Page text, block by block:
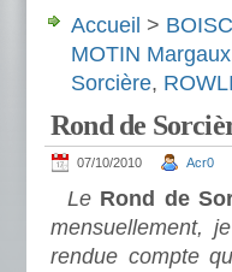
Accueil >
MOTIN Margaux
Sorcière,
Rond de
07/10/2010 Acr0
Le Rond de
mensuellement,
rendue compte